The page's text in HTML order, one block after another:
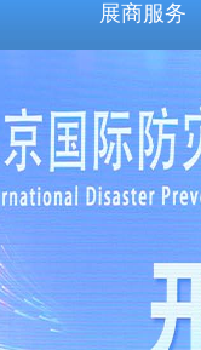
展商服务